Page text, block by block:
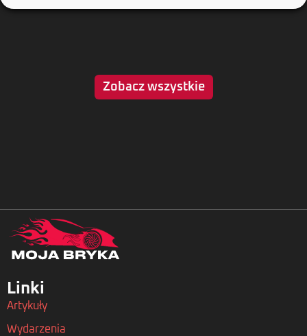
Zobacz wszystkie
Linki
Artykuły
Wydarzenia